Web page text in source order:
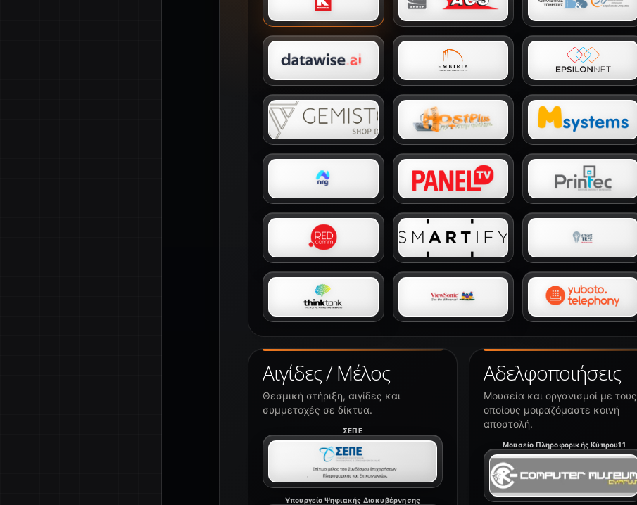
Αδελφοποιήσεις
Μουσεία και οργανισμοί με τους
οποίους μοιραζόμαστε κοινή
αποστολή.
Μουσείο Πληροφορικής Κύπρου11
Αιγίδες / Μέλος
Θεσμική στήριξη, αιγίδες και
συμμετοχές σε δίκτυα.
ΣΕΠΕ
Υπουργείο Ψηφιακής Διακυβέρνησης